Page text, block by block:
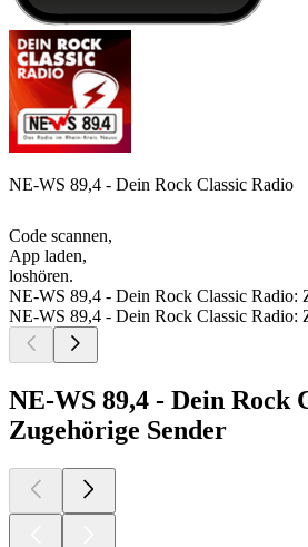
NE-WS 89,4 - Dein Rock Classic Radio
Code scannen,
App laden,
loshören.
NE-WS 89,4 - Dein Rock Classic Radio:
NE-WS 89,4 - Dein Rock Classic Radio:
NE-WS 89,4 - Dein Rock
Zugehörige Sender